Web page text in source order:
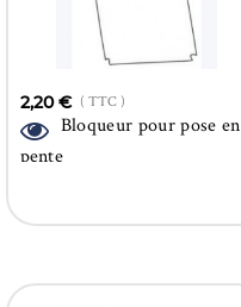
2,20 € ( TTC )
Bloqueur pour pose en
pente